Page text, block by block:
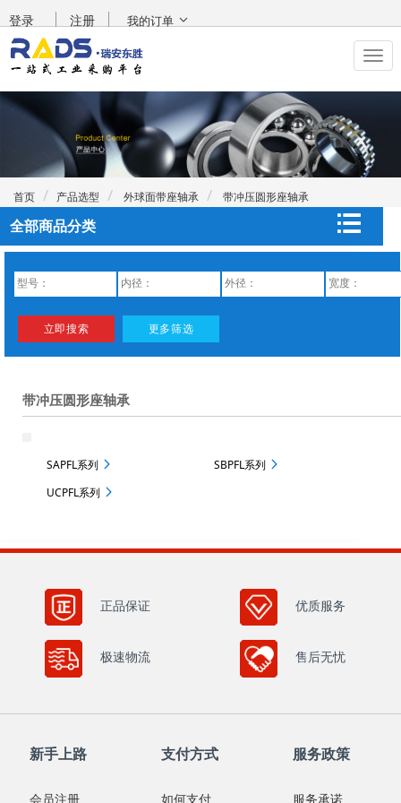
登录 注册 我的订单
首页 产品选型 外球面带座轴承 带冲压圆形座轴承
全部商品分类
带冲压圆形座轴承
SAPFL系列
SBPFL系列
UCPFL系列
正品保证 优质服务
极速物流 售后无忧
新手上路
会员注册
支付方式
如何支付
服务政策
服务承诺